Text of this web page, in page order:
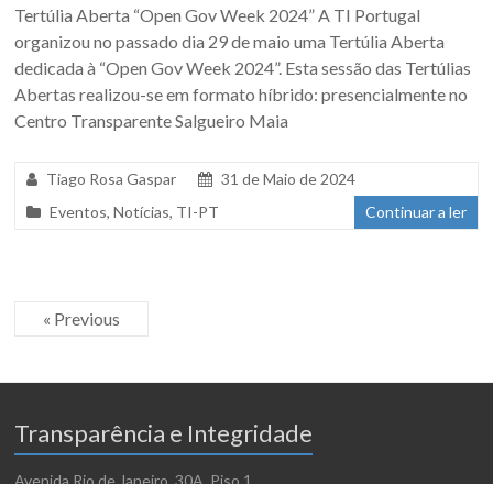
Tertúlia Aberta “Open Gov Week 2024” A TI Portugal
organizou no passado dia 29 de maio uma Tertúlia Aberta
dedicada à “Open Gov Week 2024”. Esta sessão das Tertúlias
Abertas realizou-se em formato híbrido: presencialmente no
Centro Transparente Salgueiro Maia
Tiago Rosa Gaspar
31 de Maio de 2024
Eventos,Notícias, TI-PT Continuar a ler
« Previous
Transparência e Integridade
Avenida Rio de Janeiro, 30A, Piso 1